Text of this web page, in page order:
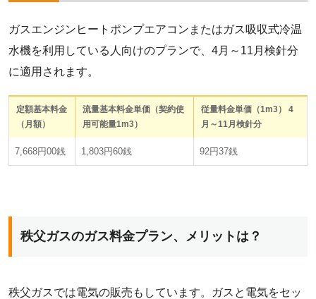
ガスエンジンヒートポンプエアコンまたはガス吸収式冷温
水機を利用している人向けのプランで、4月～11月検針分
に適用されます。
定額基本料金
（月額）
流量基本料金単価（契約使
用可能量1m3）
従量料金単価（1m3）
4
月～11月検針分
7,668円00銭 1,803円60銭 92円37銭
秩父ガスのガス料金プラン、メリットは？
秩父ガスでは電気の販売もしています。ガスと電気をセッ